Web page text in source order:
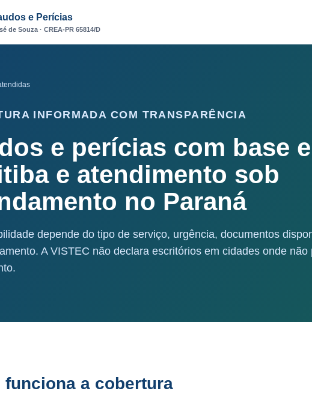
e Perícias
de Souza · CREA-PR 65814/D
INFORMADA COM TRANSPARÊNCIA
e perícias com base
e atendimento sob
no Paraná
depende do tipo de serviço, urgência, documentos
A VISTEC não declara escritórios em cidades onde
funciona a cobertura